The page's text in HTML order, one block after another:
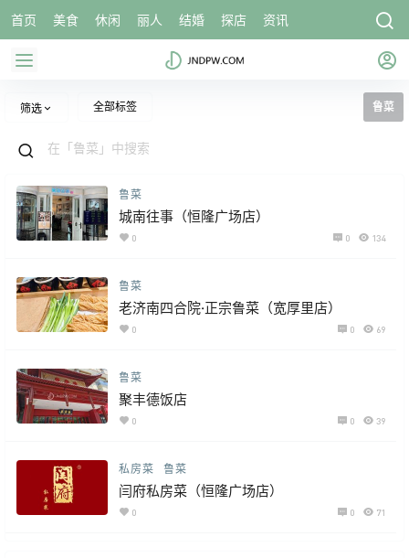
首页 美食 休闲 丽人 结婚 探店 资讯
筛选 全部标签 鲁菜
鲁菜
城南往事（恒隆广场店）
0 0 134
鲁菜
老济南四合院·正宗鲁菜（宽厚里店）
0 0 69
鲁菜
聚丰德饭店
0 0 39
私房菜 鲁菜
闫府私房菜（恒隆广场店）
0 0 71